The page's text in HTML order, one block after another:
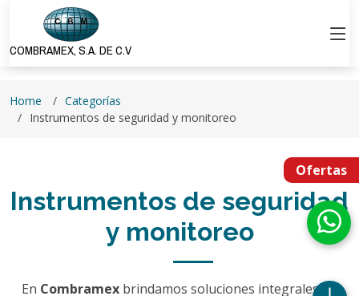
Ofertas
COMBRAMEX, S.A. DE C.V
Home
Categorías
Instrumentos de seguridad y monitoreo
Instrumentos de seguridad
y monitoreo
En Combramex brindamos soluciones integrales en